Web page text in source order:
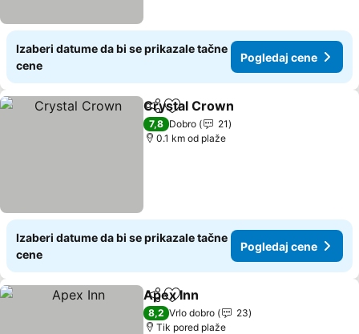
Izaberi datume da bi se prikazale tačne
cene
Pogledaj cene
Deli Dodati u favorite
Crystal Crown
7,8 Dobro
21
0.1 km od plaže
Izaberi datume da bi se prikazale tačne
cene
Pogledaj cene
Deli Dodati u favorite
Apex Inn
8,2 Vrlo dobro
23
Tik pored plaže